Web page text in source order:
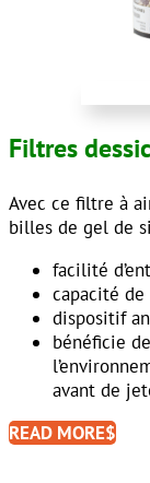
Filtres
Avec ce filtre à
billes de gel de
facilité
capacité
dispositif
bénéficie
avant de
READ MORE